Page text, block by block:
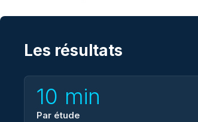
Les résultats
10 min
Par étude